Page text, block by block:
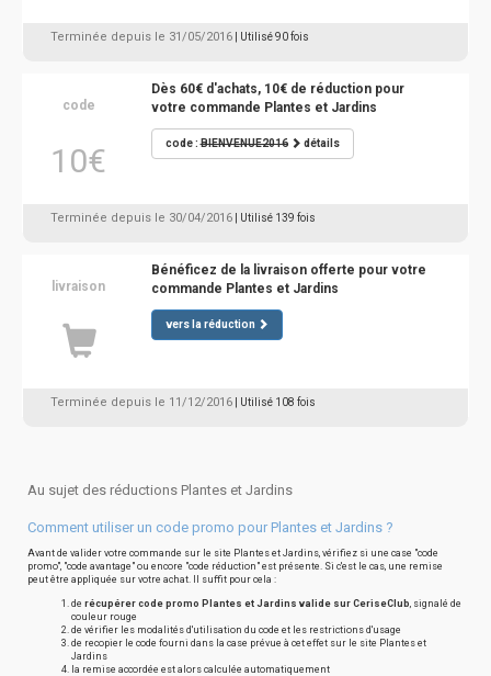
Terminée depuis le 31/05/2016 | Utilisé 90 fois
code
10€
Dès 60€ d'achats, 10€ de réduction pour
votre commande Plantes et Jardins
code :BIENVENUE2016 détails
Terminée depuis le 30/04/2016 | Utilisé 139 fois
livraison
Bénéficez de la livraison offerte pour votre
commande Plantes et Jardins
vers la réduction
Terminée depuis le 11/12/2016 | Utilisé 108 fois
Au sujet des réductions Plantes et Jardins
Comment utiliser un code promo pour Plantes et Jardins ?
Avant de valider votre commande sur le site Plantes et Jardins, vérifiez si une case "code
promo", "code avantage" ou encore "code réduction" est présente. Si c'est le cas, une remise
peut être appliquée sur votre achat. Il suffit pour cela :
de récupérer code promo Plantes et Jardins valide sur CeriseClub, signalé de
couleur rouge
de vérifier les modalités d'utilisation du code et les restrictions d'usage
de recopier le code fourni dans la case prévue à cet effet sur le site Plantes et
Jardins
la remise accordée est alors calculée automatiquement